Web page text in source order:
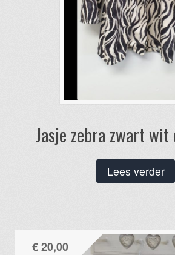
Jasje zebra zwart wit
Lees verder
€20,00